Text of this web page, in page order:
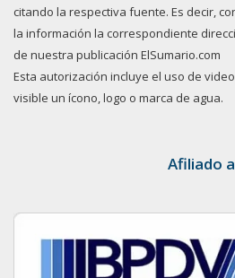
citando la respectiva fuente. Es decir,
la información la correspondiente
de nuestra publicación ElSumario.com
Esta autorización incluye el uso de
visible un ícono, logo o marca de agua.
Afiliado a